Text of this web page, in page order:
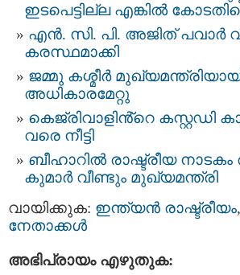
ഇടപെട്ടില്ല എങ്കിൽ
എന്‍. സി. പി. അജിത് പവാര്‍
കരസ്ഥമാക്കി
ജമ്മു കശ്മീര്‍
അധികാരമേറ്റു
കെജ്രിവാളിൻ്റെ കസ്റ്റഡി
വരെ നീട്ടി
ബീഹാറിൽ രാഷ്ട്രീയ
കുമാർ വീണ്ടും മുഖ്യമന്ത്രി
വായിക്കുക: ഇന്ത്യന്‍ രാഷ്ട്രീയം,
നേതാക്കള്‍
അഭിപ്രായം എഴുതുക: